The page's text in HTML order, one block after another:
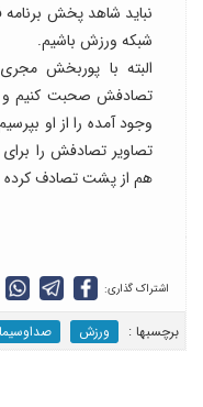
نباید شاهد پخش
شبکه ورزش باشیم.
البته با پوربخش
تصادفش صحبت کنیم و
وجود آمده را از او
تصاویر تصادفش را
هم از پشت تصادف
اشتراک گذاری:
برچسب‎ها : ورزش صداوسیما